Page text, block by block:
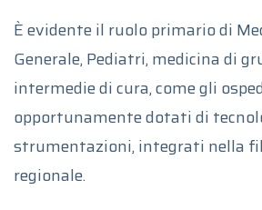
È evidente il ruolo primario di
Generale, Pediatri, medicina di
intermedie di cura, come gli
opportunamente dotati di
strumentazioni, integrati nella
regionale.